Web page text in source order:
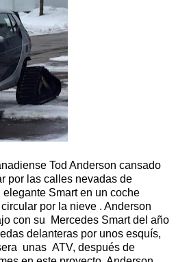
Tod Anderson cansado
por las calles nevadas de
Smart en un coche
por la nieve . Anderson
con su Mercedes Smart del año
delanteras por unos esquís,
unas ATV, después de